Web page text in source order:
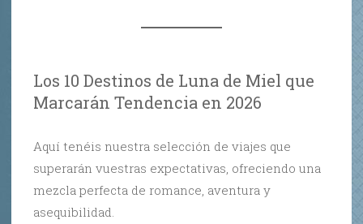
Los 10 Destinos de Luna de Miel que
Marcarán Tendencia en 2026
Aquí tenéis nuestra selección de viajes que
superarán vuestras expectativas, ofreciendo una
mezcla perfecta de romance, aventura y
asequibilidad.